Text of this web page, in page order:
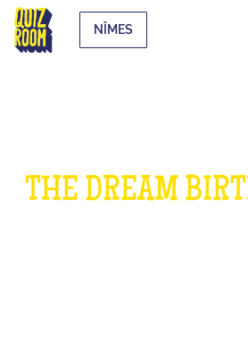
NÎMES
THE DREAM